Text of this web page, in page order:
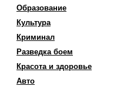
Образование
Культура
Криминал
Разведка боем
Красота и здоровье
Авто